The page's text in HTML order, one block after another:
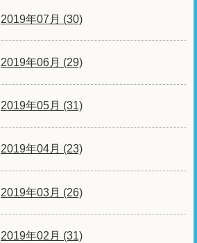
2019年07月 (30)
2019年06月 (29)
2019年05月 (31)
2019年04月 (23)
2019年03月 (26)
2019年02月 (31)